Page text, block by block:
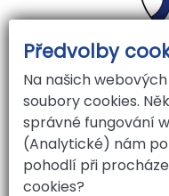
Předvolby
Na našich
soubory cookies.
správné fungování
(Analytické) nám
pohodlí při
cookies?